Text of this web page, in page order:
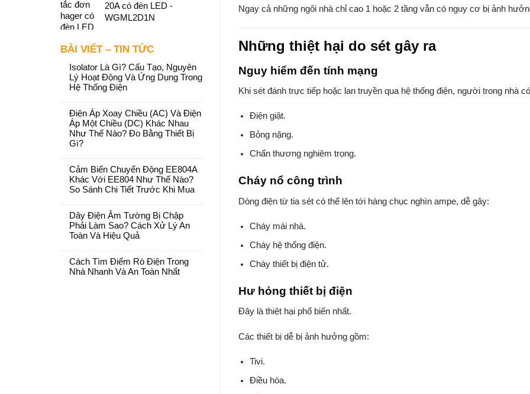
20A có đèn LED -
WGML2D1N
BÀI VIẾT – TIN TỨC
Isolator Là Gì? Cấu Tạo, Nguyên
Lý Hoạt Động Và Ứng Dụng Trong
Hệ Thống Điện
Điện Áp Xoay Chiều (AC) Và Điện
Áp Một Chiều (DC) Khác Nhau
Như Thế Nào? Đo Bằng Thiết Bị
Gì?
Cảm Biến Chuyển Động EE804A
Khác Với EE804 Như Thế Nào?
So Sánh Chi Tiết Trước Khi Mua
Dây Điện Âm Tường Bị Chập
Phải Làm Sao? Cách Xử Lý An
Toàn Và Hiệu Quả
Cách Tìm Điểm Rò Điện Trong
Nhà Nhanh Và An Toàn Nhất
Ngay cả những ngôi nhà chỉ cao 1 hoặc 2 tầng vẫn có nguy cơ bị ảnh
Những thiệt hại do sét gây ra
Nguy hiểm đến tính mạng
Khi sét đánh trực tiếp hoặc lan truyền qua hệ thống điện, người trong nhà
Điện giật.
Bỏng nặng.
Chấn thương nghiêm trọng.
Cháy nổ công trình
Dòng điện từ tia sét có thể lên tới hàng chục nghìn ampe, dễ gây:
Cháy mái nhà.
Cháy hệ thống điện.
Cháy thiết bị điện tử.
Hư hỏng thiết bị điện
Đây là thiệt hại phổ biến nhất.
Các thiết bị dễ bị ảnh hưởng gồm:
Tivi.
Điều hòa.